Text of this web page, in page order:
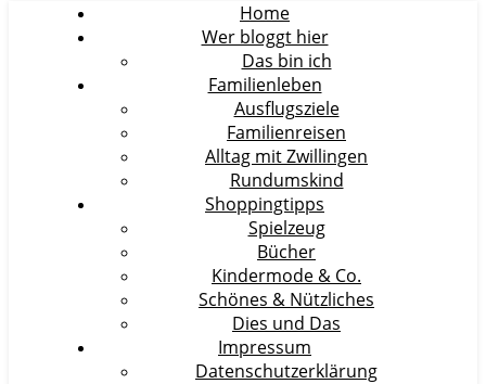
Home
Wer bloggt hier
Das bin ich
Familienleben
Ausflugsziele
Familienreisen
Alltag mit Zwillingen
Rundumskind
Shoppingtipps
Spielzeug
Bücher
Kindermode & Co.
Schönes & Nützliches
Dies und Das
Impressum
Datenschutzerklärung